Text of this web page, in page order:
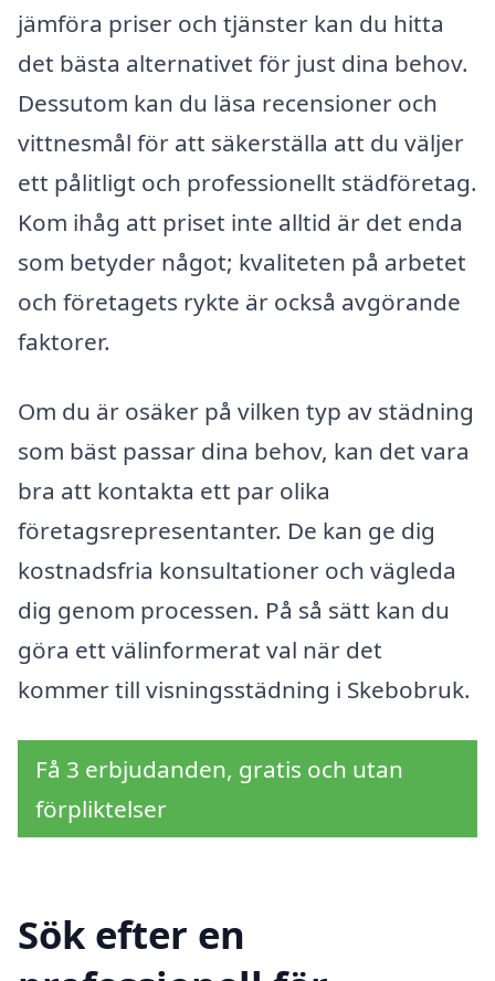
jämföra priser och tjänster kan du hitta
det bästa alternativet för just dina behov.
Dessutom kan du läsa recensioner och
vittnesmål för att säkerställa att du väljer
ett pålitligt och professionellt städföretag.
Kom ihåg att priset inte alltid är det enda
som betyder något; kvaliteten på arbetet
och företagets rykte är också avgörande
faktorer.
Om du är osäker på vilken typ av städning
som bäst passar dina behov, kan det vara
bra att kontakta ett par olika
företagsrepresentanter. De kan ge dig
kostnadsfria konsultationer och vägleda
dig genom processen. På så sätt kan du
göra ett välinformerat val när det
kommer till visningsstädning i Skebobruk.
Få 3 erbjudanden, gratis och utan
förpliktelser
Sök efter en